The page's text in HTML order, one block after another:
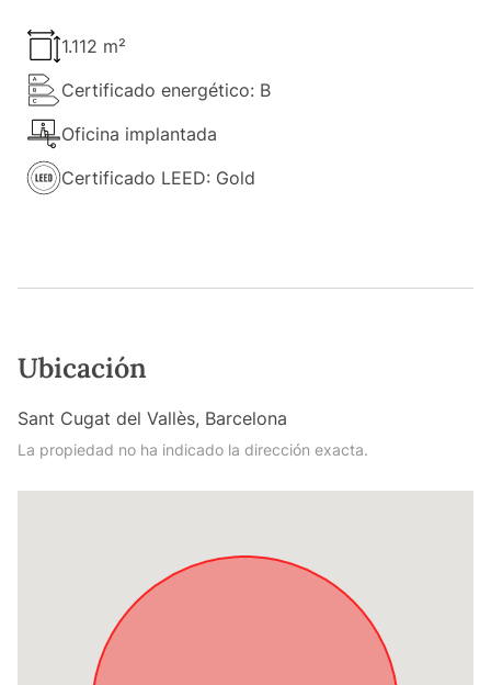
1.112 m²
Certificado energético: B
Oficina implantada
Certificado LEED: Gold
Ubicación
Sant Cugat del Vallès, Barcelona
La propiedad no ha indicado la dirección exacta.